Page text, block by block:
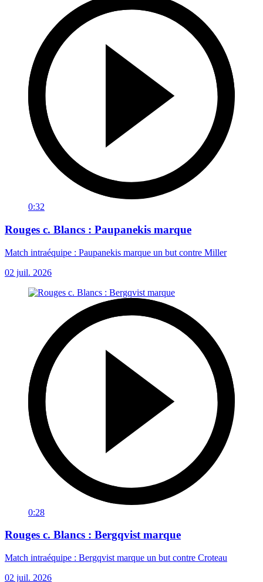
0:32
Rouges c. Blancs : Paupanekis marque
Match intraéquipe : Paupanekis marque un but contre Miller
02 juil. 2026
0:28
Rouges c. Blancs : Bergqvist marque
Match intraéquipe : Bergqvist marque un but contre Croteau
02 juil. 2026